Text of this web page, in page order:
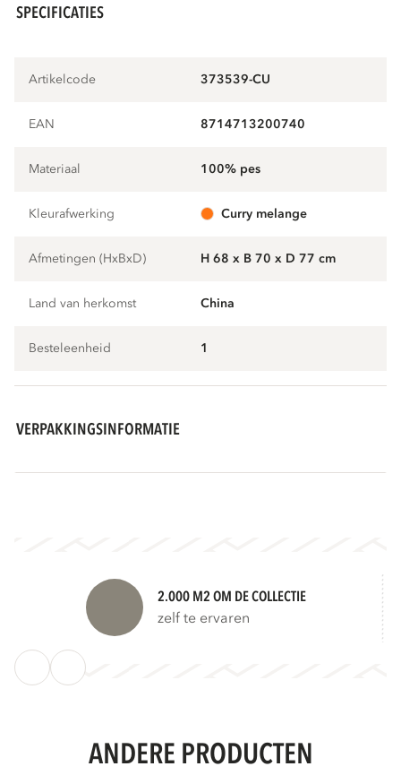
SPECIFICATIES
Artikelcode 373539-CU
EAN 8714713200740
Materiaal 100% pes
Kleurafwerking curry melange
Afmetingen (HxBxD) H 68 x B 70 x D 77 cm
Land van herkomst China
Besteleenheid 1
VERPAKKINGSINFORMATIE
2.000 M2 OM DE COLLECTIE
zelf te ervaren
ANDERE PRODUCTEN